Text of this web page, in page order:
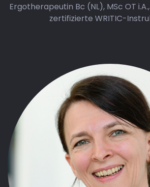
Ergotherapeutin Bc (NL), MSc OT
zertifizierte WRITIC-